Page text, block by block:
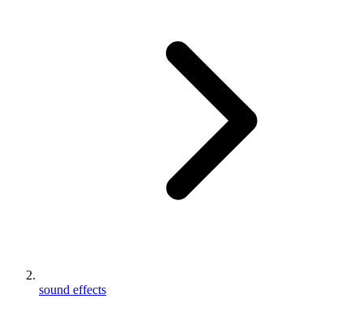
sound effects